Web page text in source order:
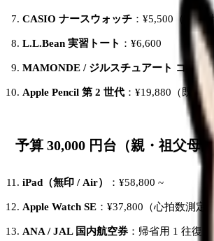
CASIO ナースウォッチ ：¥5,500（秒針
L.L.Bean 実習トート ：¥6,600
MAMONDE / ジルスチュアート コスメ
Apple Pencil 第 2 世代 ：¥19,880（既に
予算 30,000 円台（親・祖父母
iPad（無印 / Air） ：¥58,800 ~
Apple Watch SE ：¥37,800（心拍数測定
ANA / JAL 国内航空券 ：帰省用 1 往復